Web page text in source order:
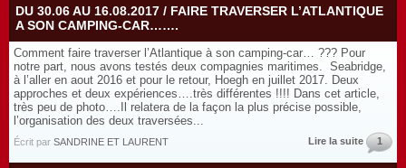
DU 30.06 AU 16.08.2017 / FAIRE TRAVERSER L’ATLANTIQUE
A SON CAMPING-CAR…….
Comment faire traverser l’Atlantique à son camping-car… ??? Pour
notre part, nous avons testés deux compagnies maritimes. Seabridge,
à l’aller en aout 2016 et pour le retour, Hoegh en juillet 2017. Deux
approches et deux expériences….très différentes !!!! Dans cet article,
très peu de photo….Il relatera de la façon la plus précise possible,
l’organisation des deux traversées...
Écrit par SANDRINE ET LAURENT Lire la suite 1